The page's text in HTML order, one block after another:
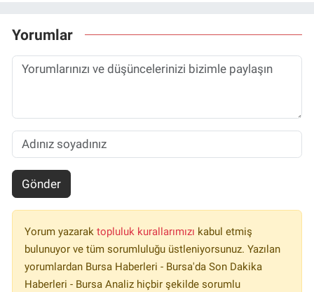
Yorumlar
Gönder
Yorum yazarak topluluk kurallarımızı kabul etmiş
bulunuyor ve tüm sorumluluğu üstleniyorsunuz. Yazılan
yorumlardan Bursa Haberleri - Bursa'da Son Dakika
Haberleri - Bursa Analiz hiçbir şekilde sorumlu